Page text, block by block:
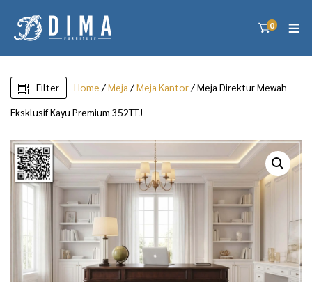
0
Filter Home /Meja /Meja Kantor/ Meja Direktur Mewah
Eksklusif Kayu Premium 352TTJ